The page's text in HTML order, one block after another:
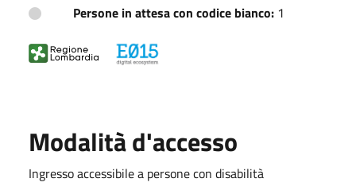
Persone in attesa con codice bianco: 1
Modalità d'accesso
Ingresso accessibile a persone con disabilità